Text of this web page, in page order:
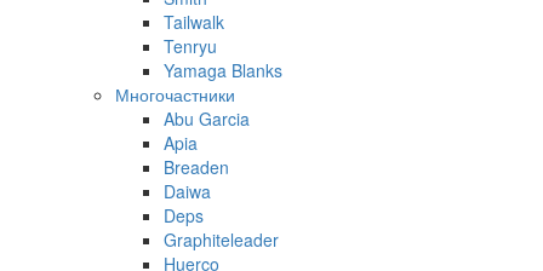
Tailwalk
Tenryu
Yamaga Blanks
Многочастники
Abu Garcia
Apia
Breaden
Daiwa
Deps
Graphiteleader
Huerco